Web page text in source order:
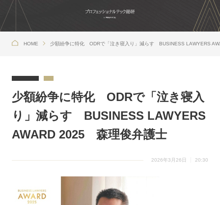
HOME 少額紛争に特化 ODRで「泣き寝入り」減らす BUSINESS LAWYERS
少額紛争に特化 ODRで「泣き寝入
り」減らす BUSINESS LAWYERS
AWARD 2025 森理俊弁護士
2026年3月26日 20:30